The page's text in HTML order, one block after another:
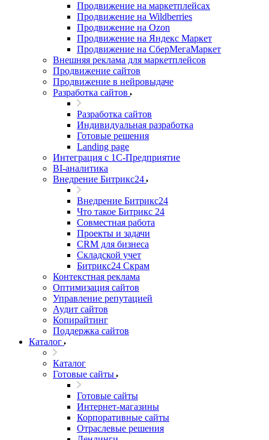
Продвижение на маркетплейсах
Продвижение на Wildberries
Продвижение на Ozon
Продвижение на Яндекс Маркет
Продвижение на СберМегаМаркет
Внешняя реклама для маркетплейсов
Продвижение сайтов
Продвижение в нейровыдаче
Разработка сайтов
Разработка сайтов
Индивидуальная разработка
Готовые решения
Landing page
Интеграция с 1С-Предприятие
BI-аналитика
Внедрение Битрикс24
Внедрение Битрикс24
Что такое Битрикс 24
Совместная работа
Проекты и задачи
СRМ для бизнеса
Складской учет
Битрикс24 Скрам
Контекстная реклама
Оптимизация сайтов
Управление репутацией
Аудит сайтов
Копирайтинг
Поддержка сайтов
Каталог
Каталог
Готовые сайты
Готовые сайты
Интернет-магазины
Корпоративные сайты
Отраслевые решения